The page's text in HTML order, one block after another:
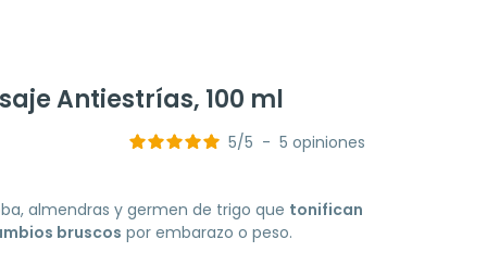
Antiestrías, 100 ml
5/5 - 5 opiniones
almendras y germen de trigo que tonifican
bruscos por embarazo o peso.